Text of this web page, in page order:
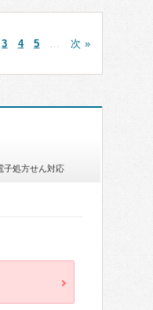
3 4 5 次 »
子処方せん対応